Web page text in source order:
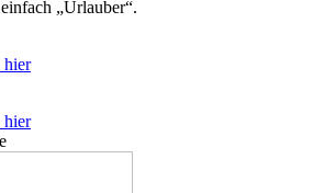
„Urlauber“.
hier
hier